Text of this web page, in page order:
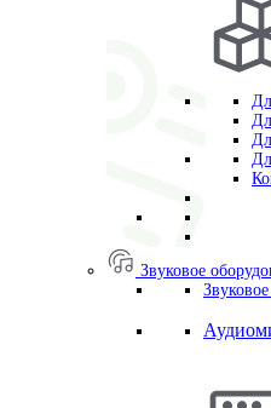
Звуковое